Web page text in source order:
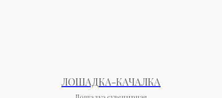
ЛОШАДКА-КАЧАЛКА